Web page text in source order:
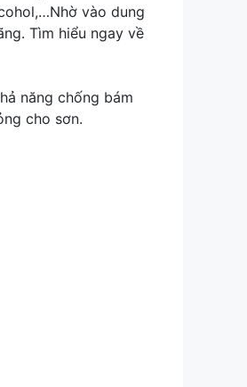
vào dung
Tìm hiểu ngay về
năng chống bám
cho sơn.